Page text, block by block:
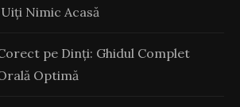
Nimic Acasă
pe Dinți: Ghidul Complet
Optimă